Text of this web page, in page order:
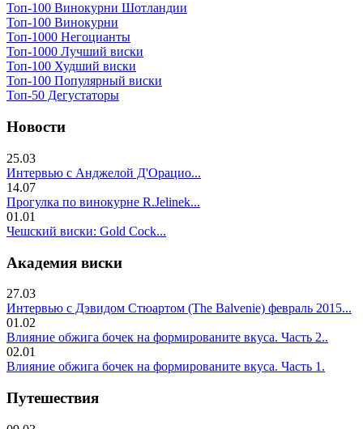
Топ-100 Винокурни Шотландии
Топ-100 Винокурни
Топ-1000 Негоцианты
Топ-1000 Лучший виски
Топ-100 Худший виски
Топ-100 Популярный виски
Топ-50 Дегустаторы
Новости
25.03
Интервью с Анджелой Д'Орацио...
14.07
Прогулка по винокурне R.Jelinek...
01.01
Чешский виски: Gold Cock...
Академия виски
27.03
Интервью с Дэвидом Стюартом (The Balvenie) февраль 2015...
01.02
Влияние обжига бочек на формированите вкуса. Часть 2..
02.01
Влияние обжига бочек на формированите вкуса. Часть 1.
Путешествия